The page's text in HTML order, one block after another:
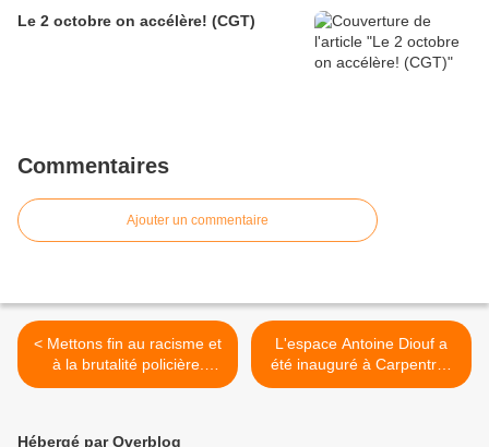
Le 2 octobre on accélère! (CGT)
Commentaires
Ajouter un commentaire
< Mettons fin au racisme et
à la brutalité policière.
Jeunes Communistes
L'espace Antoine Diouf a
été inauguré à Carpentras
>
Hébergé par Overblog